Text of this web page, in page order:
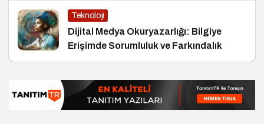
Teknoloji
Dijital Medya Okuryazarlığı: Bilgiye
Erişimde Sorumluluk ve Farkındalık